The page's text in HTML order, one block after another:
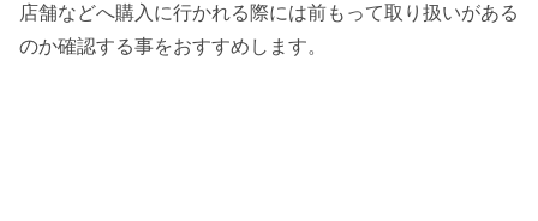
店舗などへ購入に行かれる際には前もって取り扱いがある
のか確認する事をおすすめします。